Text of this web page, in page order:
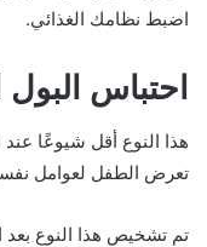
اضبط نظامك الغذائي.
احتباس
هذا النوع أقل شيوعًا عند
تعرض الطفل لعوامل
تم تشخيص هذا النوع بعد